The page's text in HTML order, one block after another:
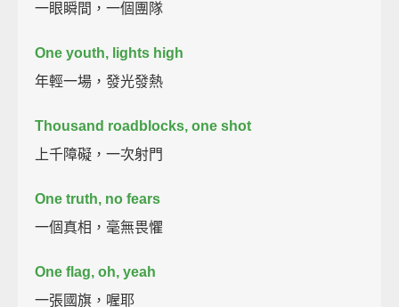
一眼瞬間，一個團隊
One youth, lights high
年輕一場，發光發熱
Thousand roadblocks, one shot
上千障礙，一次射門
One truth, no fears
一個真相，毫無畏懼
One flag, oh, yeah
一張國旗，喔耶